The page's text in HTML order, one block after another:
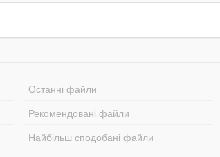
Останні файли
Рекомендовані файли
Найбільш сподобані файли